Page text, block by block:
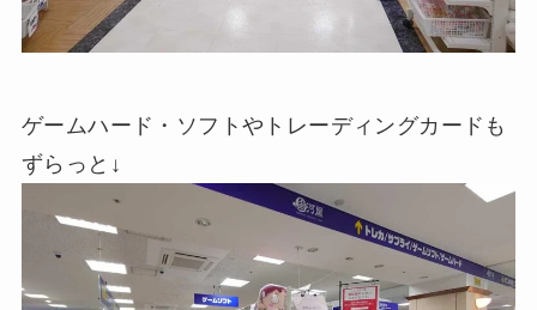
ゲームハード・ソフトやトレーディングカードも
ずらっと↓